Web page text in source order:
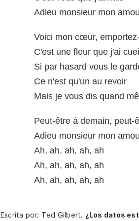
Adieu monsieur mon
Voici mon cœur,
C'est une fleur que j'ai
Si par hasard vous le
Ce n'est qu'un au revoir
Mais je vous dis quand
Peut-être à demain, peut-
Adieu monsieur mon
Ah, ah, ah, ah, ah
Ah, ah, ah, ah, ah
Ah, ah, ah, ah, ah
Escrita por: Ted Gilbert. ¿Los datos